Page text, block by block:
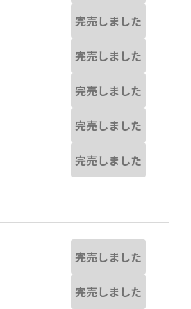
91:アイボリー
完売しました
完売しました
完売しました
完売しました
完売しました
完売しました
完売しました